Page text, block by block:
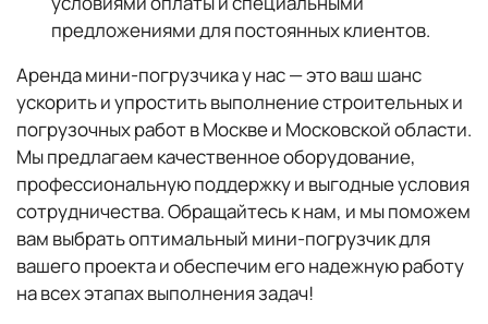
предложениями для постоянных клиентов.
Аренда мини-погрузчика у нас — это ваш шанс
ускорить и упростить выполнение строительных и
погрузочных работ в Москве и Московской области.
Мы предлагаем качественное оборудование,
профессиональную поддержку и выгодные условия
сотрудничества. Обращайтесь к нам, и мы поможем
вам выбрать оптимальный мини-погрузчик для
вашего проекта и обеспечим его надежную работу
на всех этапах выполнения задач!